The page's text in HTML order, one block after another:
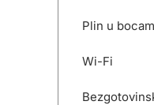
Plin u
Wi-Fi